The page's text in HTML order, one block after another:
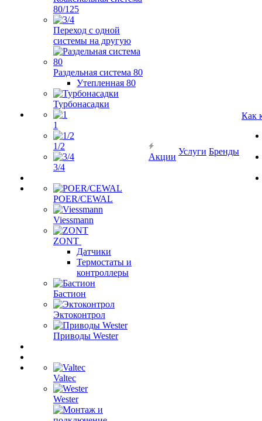
80/125
Переход с одной
системы на другую
Раздельная система 80
Утепленная 80
Турбонасадки
1
1/2
3/4
POER/CEWAL
Viessmann
ZONT
Датчики
Термостаты и
контроллеры
Бастион
Эктоконтрол
Приводы Wester
Valtec
Wester
Акции
Услуги Бренды
Как